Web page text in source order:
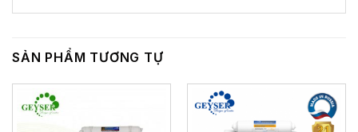
SẢN PHẨM TƯƠNG TỰ